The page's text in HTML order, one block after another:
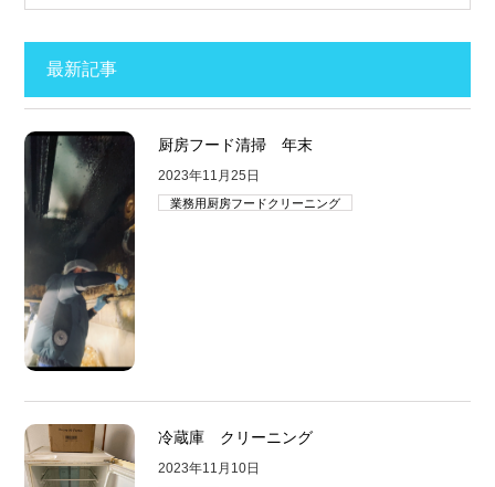
最新記事
厨房フード清掃 年末
2023年11月25日
業務用厨房フードクリーニング
冷蔵庫 クリーニング
2023年11月10日